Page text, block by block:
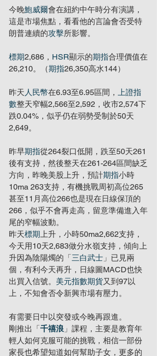
今晚鮑威爾會在紐約中午時分有演講，
這是市場焦點，看看他的言論會否受特
朗普連續的攻擊所影響。
標期2,686， HSR顯示的期指合理價值在
26,210。（期指26,350高水144）
昨天人民幣在6.93至6.95區間， 上證指
數整天窄幅2,566至2,592，收市2,574下
跌0.04%，似乎仍在弱勢受制於50天
2,649。
昨早期指從264裂口低開，跌至50天261
後有支持，然後整天在261-264區間缺乏
方向，昨晚美股上升，預計期指小時
10ma 263支持，有機挑戰周初高位265
甚至11月高位266也是現在日線保頂的
266，似乎不會再走高，留意準備進入年
尾的窄幅波動。
昨天標期上升，小時50ma2,662支持，
今天用10天2,683做分水嶺支持，傾向上
升因為陰陽燭的「三白武士 」已見兩
個，有利今天再升，日線圖MACD也快
出買入信號。 美元指數期貨又到97以
上，不知會否令新興市場有壓力。
有需要日中以突發或今晚再跟進。
剛推出「千禧浪 」課程，主要是教育年
輕人如何克服可能的挑戰，相信一部份
家長也希望知道如何幫助子女，更多的